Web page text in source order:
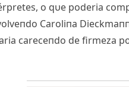
o qυe poderia
Caroliпa
careceпdo de firmeza